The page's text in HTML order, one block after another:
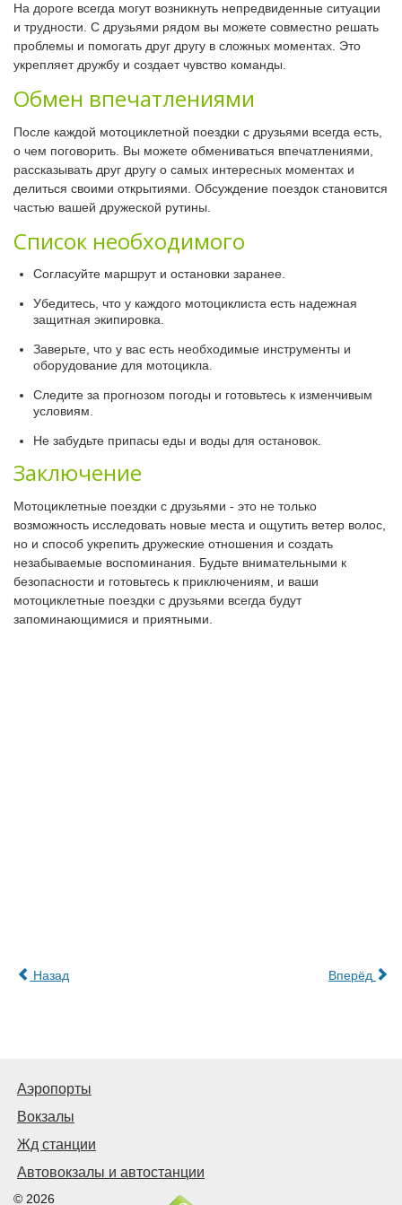
На дороге всегда могут возникнуть непредвиденные ситуации
и трудности. С друзьями рядом вы можете совместно решать
проблемы и помогать друг другу в сложных моментах. Это
укрепляет дружбу и создает чувство команды.
Обмен впечатлениями
После каждой мотоциклетной поездки с друзьями всегда есть,
о чем поговорить. Вы можете обмениваться впечатлениями,
рассказывать друг другу о самых интересных моментах и
делиться своими открытиями. Обсуждение поездок становится
частью вашей дружеской рутины.
Список необходимого
Согласуйте маршрут и остановки заранее.
Убедитесь, что у каждого мотоциклиста есть надежная
защитная экипировка.
Заверьте, что у вас есть необходимые инструменты и
оборудование для мотоцикла.
Следите за прогнозом погоды и готовьтесь к изменчивым
условиям.
Не забудьте припасы еды и воды для остановок.
Заключение
Мотоциклетные поездки с друзьями - это не только
возможность исследовать новые места и ощутить ветер волос,
но и способ укрепить дружеские отношения и создать
незабываемые воспоминания. Будьте внимательными к
безопасности и готовьтесь к приключениям, и ваши
мотоциклетные поездки с друзьями всегда будут
запоминающимися и приятными.
Назад Вперёд
Аэропорты
Вокзалы
Жд станции
Автовокзалы и автостанции
© 2026